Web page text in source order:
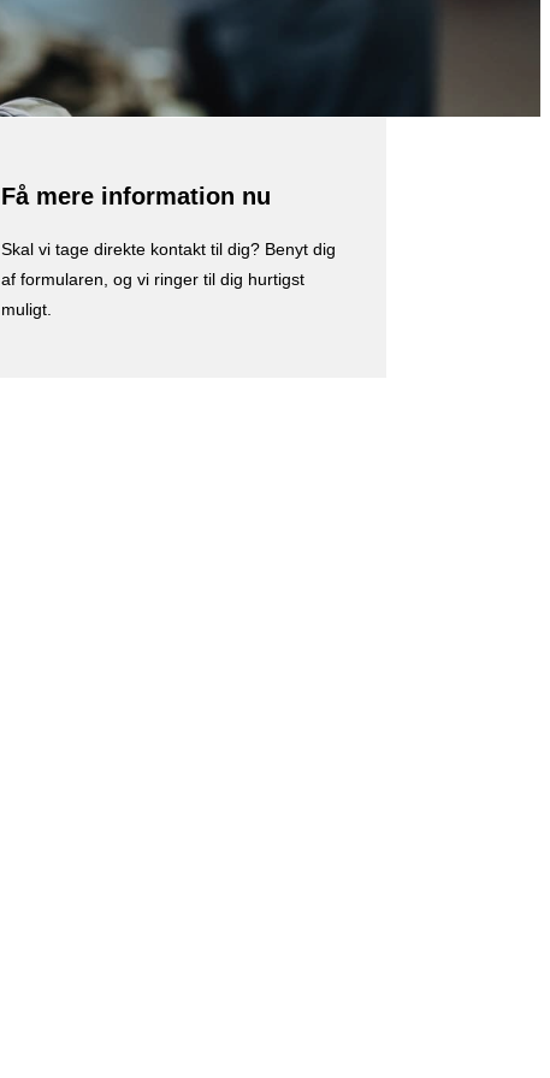
Få mere information nu
Skal vi tage direkte kontakt til dig? Benyt dig
af formularen, og vi ringer til dig hurtigst
muligt.